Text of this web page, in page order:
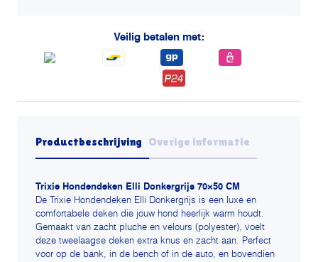
Veilig betalen met:
Productbeschrijving Overige informatie
Trixie Hondendeken Elli Donkergrijs 70×50 CM
De Trixie Hondendeken Elli Donkergrijs is een luxe en
comfortabele deken die jouw hond heerlijk warm houdt.
Gemaakt van zacht pluche en velours (polyester), voelt
deze tweelaagse deken extra knus en zacht aan. Perfect
voor op de bank, in de bench of in de auto, en bovendien